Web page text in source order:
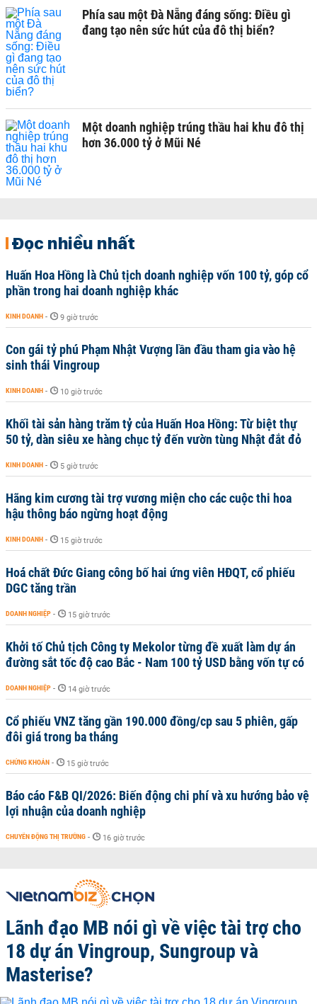
Phía sau một Đà Nẵng đáng sống: Điều gì
đang tạo nên sức hút của đô thị biển?
Một doanh nghiệp trúng thầu hai khu đô thị
hơn 36.000 tỷ ở Mũi Né
Đọc nhiều nhất
Huấn Hoa Hồng là Chủ tịch doanh nghiệp vốn 100 tỷ, góp cổ
phần trong hai doanh nghiệp khác
KINH DOANH - 9 giờ trước
Con gái tỷ phú Phạm Nhật Vượng lần đầu tham gia vào hệ
sinh thái Vingroup
KINH DOANH - 10 giờ trước
Khối tài sản hàng trăm tỷ của Huấn Hoa Hồng: Từ biệt thự
50 tỷ, dàn siêu xe hàng chục tỷ đến vườn tùng Nhật đắt đỏ
KINH DOANH - 5 giờ trước
Hãng kim cương tài trợ vương miện cho các cuộc thi hoa
hậu thông báo ngừng hoạt động
KINH DOANH - 15 giờ trước
Hoá chất Đức Giang công bố hai ứng viên HĐQT, cổ phiếu
DGC tăng trần
DOANH NGHIỆP - 15 giờ trước
Khởi tố Chủ tịch Công ty Mekolor từng đề xuất làm dự án
đường sắt tốc độ cao Bắc - Nam 100 tỷ USD bằng vốn tự có
DOANH NGHIỆP - 14 giờ trước
Cổ phiếu VNZ tăng gần 190.000 đồng/cp sau 5 phiên, gấp
đôi giá trong ba tháng
CHỨNG KHOÁN - 15 giờ trước
Báo cáo F&B QI/2026: Biến động chi phí và xu hướng bảo vệ
lợi nhuận của doanh nghiệp
CHUYỂN ĐỘNG THỊ TRƯỜNG - 16 giờ trước
Lãnh đạo MB nói gì về việc tài trợ cho
18 dự án Vingroup, Sungroup và
Masterise?